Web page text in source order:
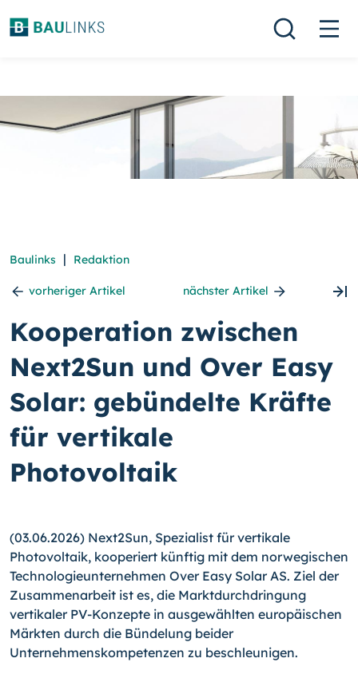
Baulinks | Redaktion
vorheriger Artikel nächster Artikel
Kooperation zwischen
Next2Sun und Over Easy
Solar: gebündelte Kräfte
für vertikale
Photovoltaik
(03.06.2026) Next2Sun, Spezialist für vertikale
Photovoltaik, kooperiert künftig mit dem norwegischen
Technologieunternehmen Over Easy Solar AS. Ziel der
Zusammenarbeit ist es, die Marktdurchdringung
vertikaler PV-Konzepte in ausgewählten europäischen
Märkten durch die Bündelung beider
Unternehmenskompetenzen zu beschleunigen.